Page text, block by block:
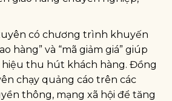
có chương trình khuyến
hàng” và “mã giảm giá” giúp
thu hút khách hàng. Đồng
chạy quảng cáo trên các
thông, mạng xã hội để tăng